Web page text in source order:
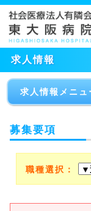
求人情報
求人情報メニュ
求人応募フォ
求人応募フォー
募集要項
職種選択：